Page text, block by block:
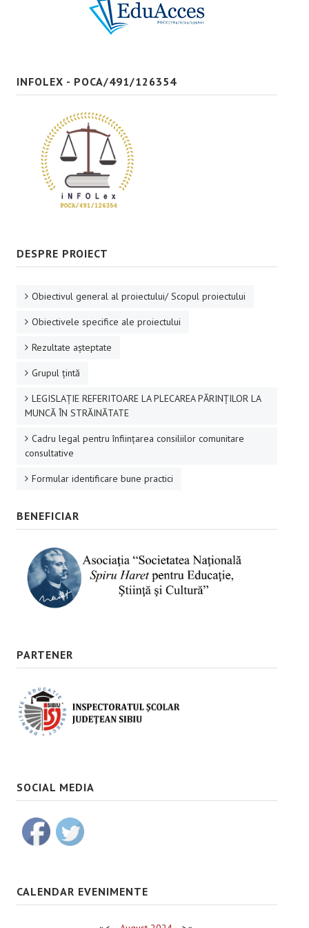
INFOLEX - POCA/491/126354
DESPRE PROIECT
Obiectivul general al proiectului/ Scopul proiectului
Obiectivele specifice ale proiectului
Rezultate aşteptate
Grupul ţintă
LEGISLAȚIE REFERITOARE LA PLECAREA PĂRINȚILOR LA
MUNCĂ ÎN STRĂINĂTATE
Cadru legal pentru înființarea consiliilor comunitare
consultative
Formular identificare bune practici
BENEFICIAR
PARTENER
SOCIAL MEDIA
CALENDAR EVENIMENTE